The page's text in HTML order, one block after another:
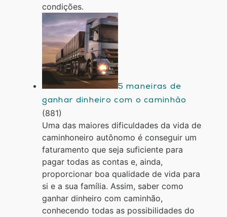
condições.
5 maneiras de
ganhar dinheiro com o caminhão
(881)
Uma das maiores dificuldades da vida de
caminhoneiro autônomo é conseguir um
faturamento que seja suficiente para
pagar todas as contas e, ainda,
proporcionar boa qualidade de vida para
si e a sua família. Assim, saber como
ganhar dinheiro com caminhão,
conhecendo todas as possibilidades do